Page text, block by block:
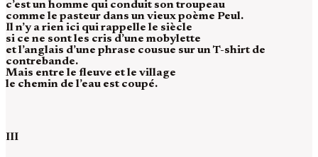
c’est un homme qui conduit son troupeau
comme le pasteur dans un vieux poème Peul.
Il n’y a rien ici qui rappelle le siècle
si ce ne sont les cris d’une mobylette
et l’anglais d’une phrase cousue sur un T-shirt de
contrebande.
Mais entre le fleuve et le village
le chemin de l’eau est coupé.
III